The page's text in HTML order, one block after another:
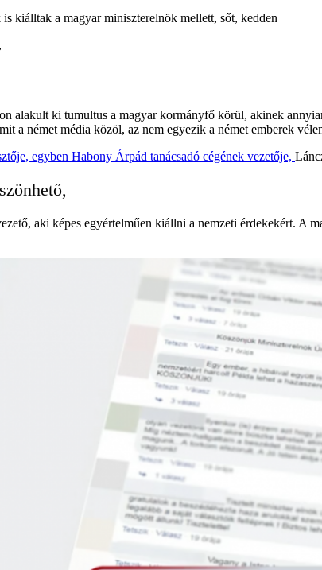
kiálltak a magyar miniszterelnök mellett, sőt, kedden
alakult ki tumultus a magyar kormányfő körül, akinek
a német média közöl, az nem egyezik a német emberek
egyben Habony Árpád tanácsadó cégének vezetője,
aki képes egyértelműen kiállni a nemzeti érdekekért. A